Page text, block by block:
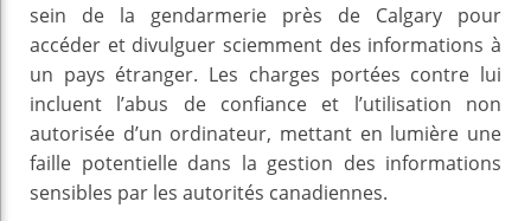
sein de la gendarmerie près de Calgary pour
accéder et divulguer sciemment des informations à
un pays étranger. Les charges portées contre lui
incluent l’abus de confiance et l’utilisation non
autorisée d’un ordinateur, mettant en lumière une
faille potentielle dans la gestion des informations
sensibles par les autorités canadiennes.